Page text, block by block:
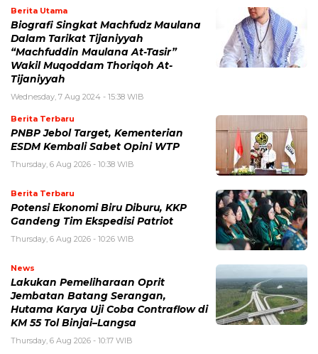
Berita Utama
Biografi Singkat Machfudz Maulana
Dalam Tarikat Tijaniyyah
“Machfuddin Maulana At-Tasir”
Wakil Muqoddam Thoriqoh At-
Tijaniyyah
Wednesday, 7 Aug 2024 - 15:38 WIB
Berita Terbaru
PNBP Jebol Target, Kementerian
ESDM Kembali Sabet Opini WTP
Thursday, 6 Aug 2026 - 10:38 WIB
Berita Terbaru
Potensi Ekonomi Biru Diburu, KKP
Gandeng Tim Ekspedisi Patriot
Thursday, 6 Aug 2026 - 10:26 WIB
News
Lakukan Pemeliharaan Oprit
Jembatan Batang Serangan,
Hutama Karya Uji Coba Contraflow di
KM 55 Tol Binjai–Langsa
Thursday, 6 Aug 2026 - 10:17 WIB